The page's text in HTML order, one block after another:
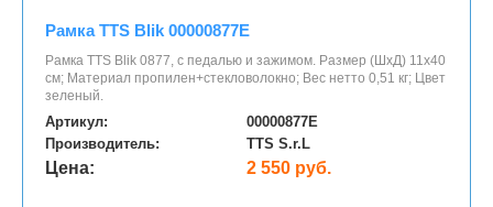
Рамка TTS Blik 00000877E
Рамка TTS Blik 0877, с педалью и зажимом. Размер (ШхД) 11х40
см; Материал пропилен+стекловолокно; Вес нетто 0,51 кг; Цвет
зеленый.
Артикул:
00000877E
Производитель:
TTS S.r.L
Цена: 2 550 руб.